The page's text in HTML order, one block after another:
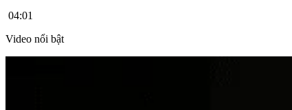
04:01
Video nổi bật